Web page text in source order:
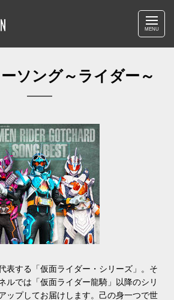
MENU
ソング～ライダー～
表する「仮面ライダー・シリーズ」。そ
ルでは「仮面ライダー龍騎」以降のシリ
ップしてお届けします。己の身一つで世